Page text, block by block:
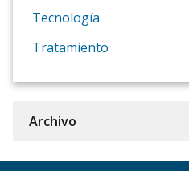
Tecnología
Tratamiento
Archivo